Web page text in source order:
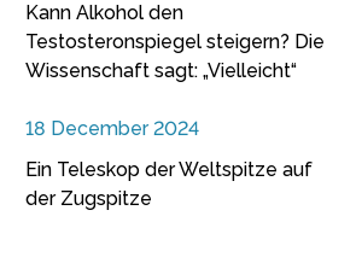
Kann Alkohol den
Testosteronspiegel steigern? Die
Wissenschaft sagt: „Vielleicht“
18 December 2024
Ein Teleskop der Weltspitze auf
der Zugspitze